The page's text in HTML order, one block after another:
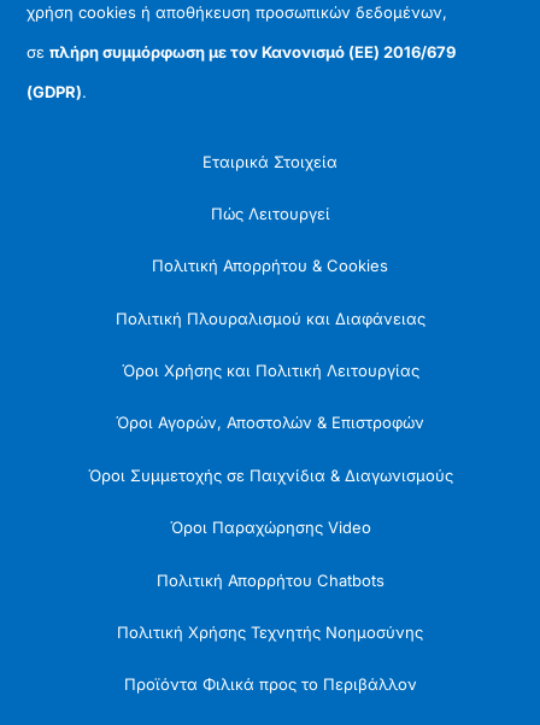
χρήση cookies ή αποθήκευση προσωπικών δεδομένων,
σεπλήρη συμμόρφωση με τον Κανονισμό (ΕΕ) 2016/679
(GDPR).
Εταιρικά Στοιχεία
Πώς Λειτουργεί
Πολιτική Απορρήτου & Cookies
Πολιτική Πλουραλισμού και Διαφάνειας
Όροι Χρήσης και Πολιτική Λειτουργίας
Όροι Αγορών, Αποστολών & Επιστροφών
Όροι Συμμετοχής σε Παιχνίδια & Διαγωνισμούς
Όροι Παραχώρησης Video
Πολιτική Απορρήτου Chatbots
Πολιτική Χρήσης Τεχνητής Νοημοσύνης
Προϊόντα Φιλικά προς το Περιβάλλον